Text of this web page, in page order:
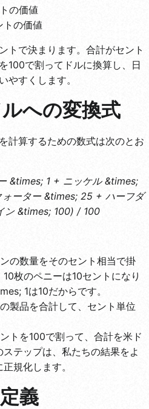
の価値
トの価値
トで決まります。合計がセント
100で割ってドルに換算し、日
やすくします。
への変換式
計算するための数式は次のとお
&times; 1 + ニッケル &times;
ーター &times; 25 + ハーフダ
ン &times; 100) / 100
の数量をそのセント相当で掛
枚のペニーは10セントになり
1は10だからです。
製品を合計して、セント単位
トを100で割って、合計を米ド
テップは、私たちの結果をよ
規化します。
義